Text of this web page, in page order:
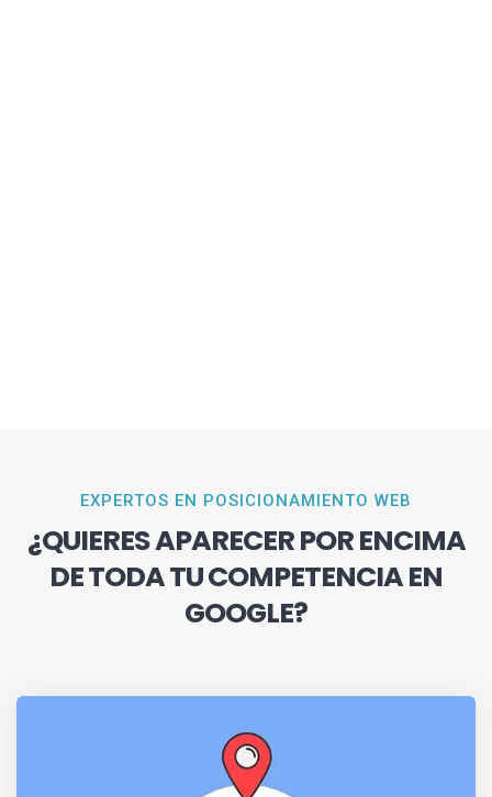
EXPERTOS EN POSICIONAMIENTO WEB
¿QUIERES APARECER POR ENCIMA
DE TODA TU COMPETENCIA EN
GOOGLE?